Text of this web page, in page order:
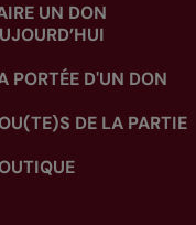
UN DON
PORTÉE D'UN DON
DE LA PARTIE